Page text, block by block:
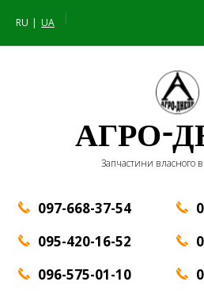
RU UA |
АГРО-
Запчастини власного
097-668-37-54
095-420-16-52
096-575-01-10